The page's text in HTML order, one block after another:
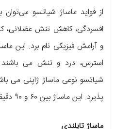
از فواید ماساژ شیاتسو
افسردگی، کاهش تنش
و آرامش فیزیکی نام برد. این
استرس، درد و تنش می
شیاتسو نوعی ماساژ ژاپنی می
پذیرد. این ماساژ بین ۶۰ و ۹۰ دقیقه زمان می برد.